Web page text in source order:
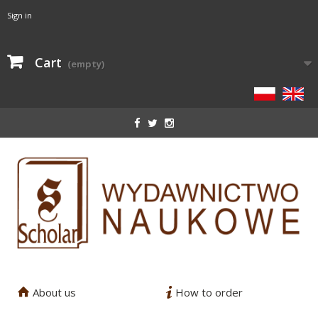
Sign in
Cart (empty)
1 About us 2 How to order